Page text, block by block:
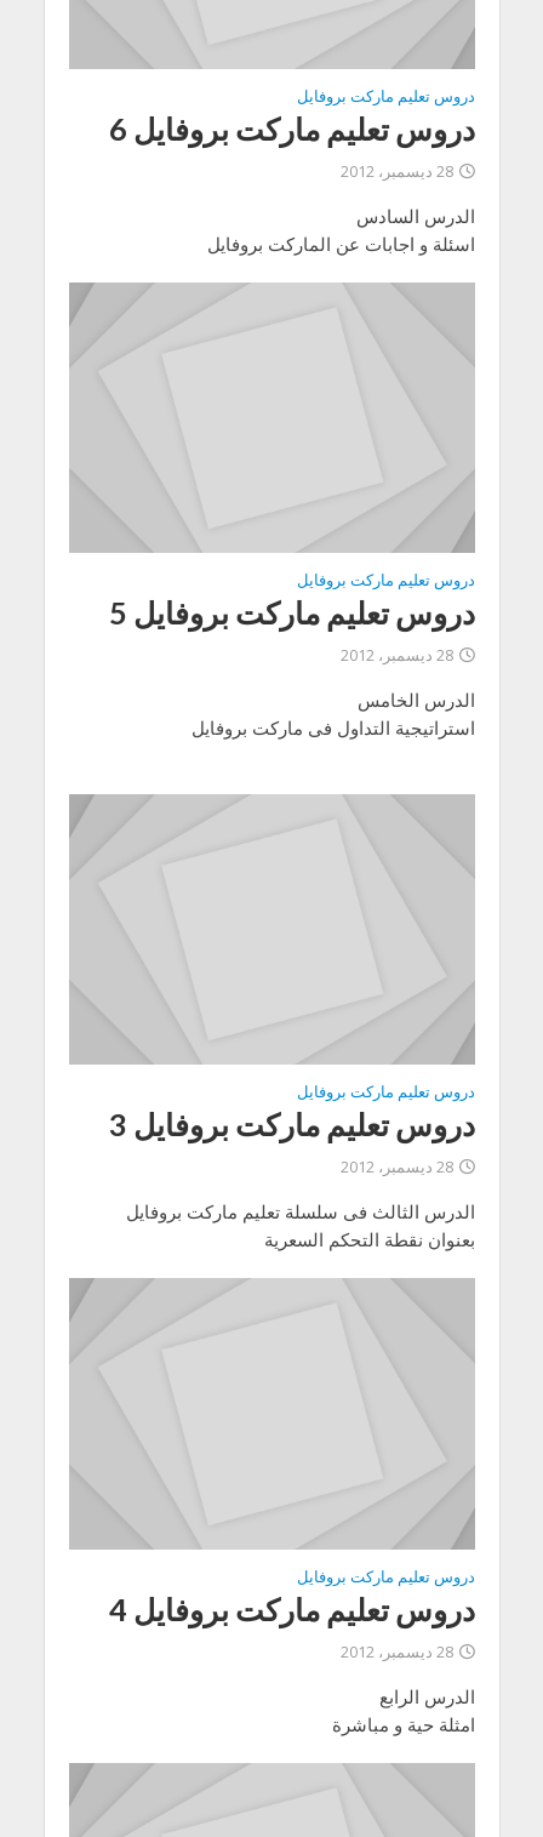
دروس تعليم ماركت بروفايل
دروس تعليم ماركت بروفايل 6
28 ديسمبر، 2012
الدرس السادس
اسئلة و اجابات عن الماركت بروفايل
دروس تعليم ماركت بروفايل
دروس تعليم ماركت بروفايل 5
28 ديسمبر، 2012
الدرس الخامس
استراتيجية التداول فى ماركت بروفايل
دروس تعليم ماركت بروفايل
دروس تعليم ماركت بروفايل 3
28 ديسمبر، 2012
الدرس الثالث فى سلسلة تعليم ماركت بروفايل
بعنوان نقطة التحكم السعرية
دروس تعليم ماركت بروفايل
دروس تعليم ماركت بروفايل 4
28 ديسمبر، 2012
الدرس الرابع
امثلة حية و مباشرة